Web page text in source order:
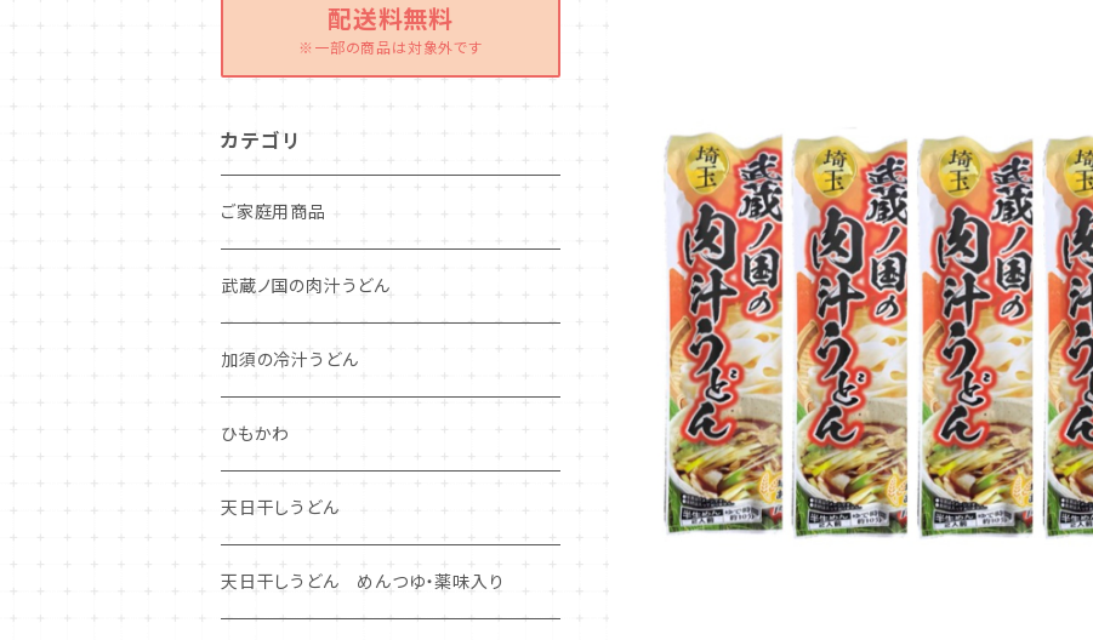
配送料無料
※一部の商品は対象外です
カテゴリ
ご家庭用商品
武蔵ノ国の肉汁うどん
加須の冷汁うどん
ひもかわ
天日干しうどん
天日干しうどん めんつゆ・薬味入り